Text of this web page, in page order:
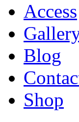
Access
Blog
Shop